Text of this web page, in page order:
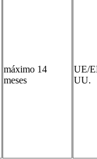
máximo 14
meses
UE/
UU.